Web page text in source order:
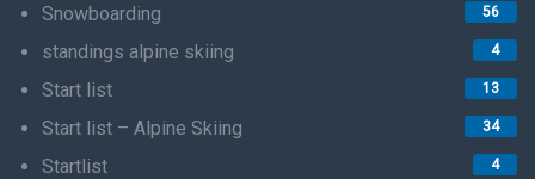
Snowboarding 56
standings alpine skiing 4
Start list 13
Start list – Alpine Skiing 34
Startlist 4